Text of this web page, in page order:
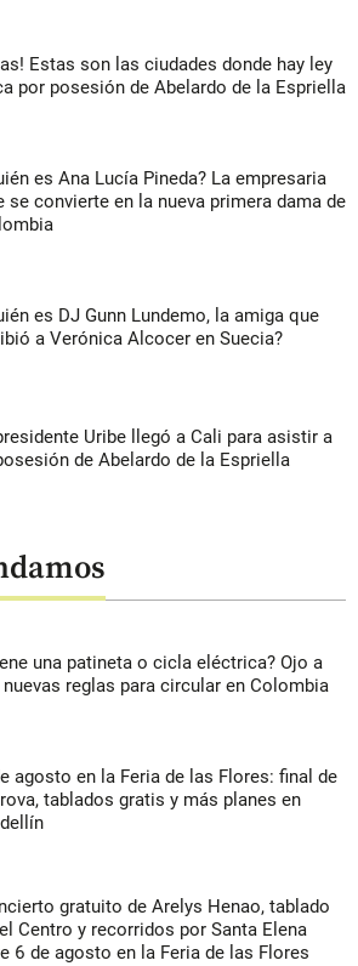
Estas son las ciudades donde hay ley
por posesión de Abelardo de la Espriella
es Ana Lucía Pineda? La empresaria
se convierte en la nueva primera dama de
es DJ Gunn Lundemo, la amiga que
a Verónica Alcocer en Suecia?
Uribe llegó a Cali para asistir a
de Abelardo de la Espriella
una patineta o cicla eléctrica? Ojo a
nuevas reglas para circular en Colombia
agosto en la Feria de las Flores: final de
tablados gratis y más planes en
gratuito de Arelys Henao, tablado
Centro y recorridos por Santa Elena
6 de agosto en la Feria de las Flores